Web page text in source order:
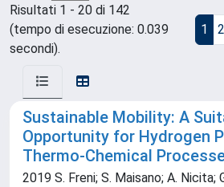
Risultati 1 - 20 di 142
(tempo di esecuzione: 0.039
secondi).
1 2
Sustainable Mobility: A
Opportunity for Hydrogen
Thermo-Chemical
2019 S. Freni; S. Maisano; A. Nicita;